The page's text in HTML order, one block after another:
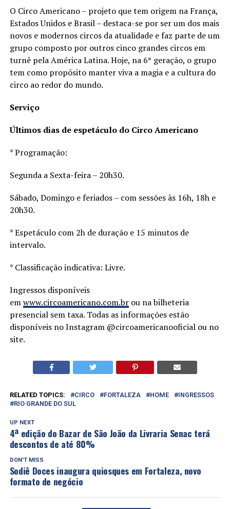
O Circo Americano – projeto que tem origem na França,
Estados Unidos e Brasil – destaca-se por ser um dos mais
novos e modernos circos da atualidade e faz parte de um
grupo composto por outros cinco grandes circos em
turnê pela América Latina. Hoje, na 6ª geração, o grupo
tem como propósito manter viva a magia e a cultura do
circo ao redor do mundo.
Serviço
Últimos dias de espetáculo do Circo Americano
* Programação:
Segunda a Sexta-feira – 20h30.
Sábado, Domingo e feriados – com sessões às 16h, 18h e
20h30.
* Espetáculo com 2h de duração e 15 minutos de
intervalo.
* Classificação indicativa: Livre.
Ingressos disponíveis
emwww.circoamericano.com.brou na bilheteria
presencial sem taxa. Todas as informações estão
disponíveis no Instagram @circoamericanooficial ou no
site.
RELATED TOPICS: CIRCO FORTALEZA HOME
INGRESSOS
RIO GRANDE DO SUL
UP NEXT
4ª edição do Bazar de São João da Livraria Senac terá
descontos de até 80%
DON'T MISS
Sodiê Doces inaugura quiosques em Fortaleza, novo
formato de negócio